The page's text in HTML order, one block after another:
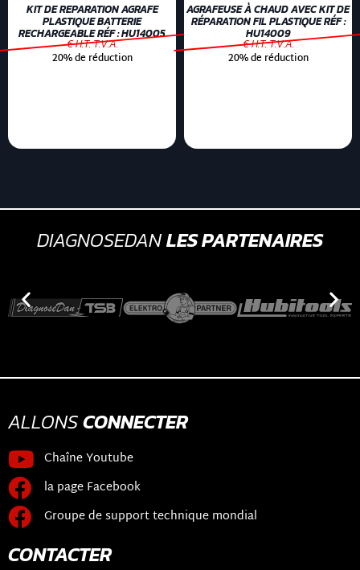
KIT DE REPARATION AGRAFE
PLASTIQUE BATTERIE
RECHARGEABLE RÉF : HU14005
€ H.T. T.V.A.
20% de réduction
AGRAFEUSE À CHAUD AVEC KIT DE
RÉPARATION FIL PLASTIQUE RÉF :
HU14009
€ H.T. T.V.A.
20% de réduction
DIAGNOSEDANLES PARTENAIRES
ALLONSCONNECTER
Chaîne Youtube
la page Facebook
Groupe de support technique mondial
CONTACTER